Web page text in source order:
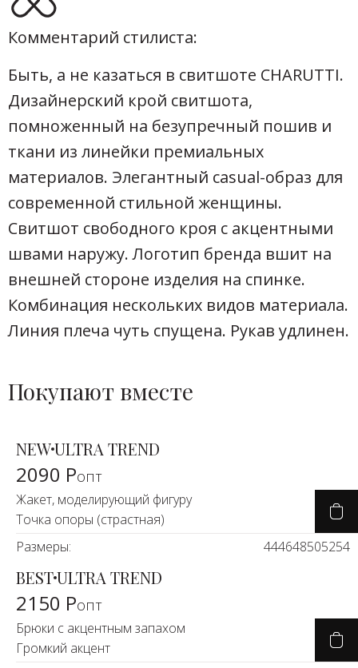
Комментарий стилиста:
Быть, а не казаться в свитшоте CHARUTTI.
Дизайнерский крой свитшота,
помноженный на безупречный пошив и
ткани из линейки премиальных
материалов. Элегантный casual-образ для
современной стильной женщины.
Свитшот свободного кроя с акцентными
швами наружу. Логотип бренда вшит на
внешней стороне изделия на спинке.
Комбинация нескольких видов материала.
Линия плеча чуть спущена. Рукав удлинен.
Покупают вместе
NEWULTRA TREND
2090 Ропт
Жакет, моделирующий фигуру
Точка опоры (страстная)
Размеры:
444648505254
BESTULTRA TREND
2150 Ропт
Брюки с акцентным запахом
Громкий акцент